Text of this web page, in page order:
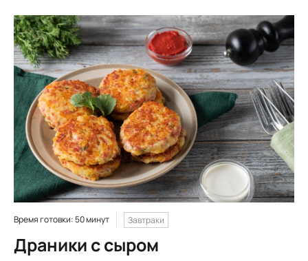
Время готовки: 50 минут Завтраки
Драники с сыром